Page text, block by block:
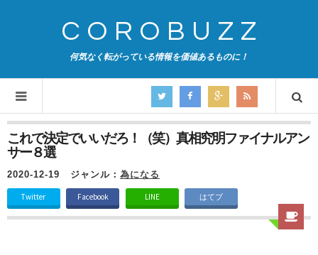
COROBUZZ
何気なく転がっている情報を価値あるものに！
これで決定でいいだろ！（笑）真相究明ファイナルアン
サー８選
2020-12-19 ジャンル： 為になる
Twitter Facebook LINE はてブ